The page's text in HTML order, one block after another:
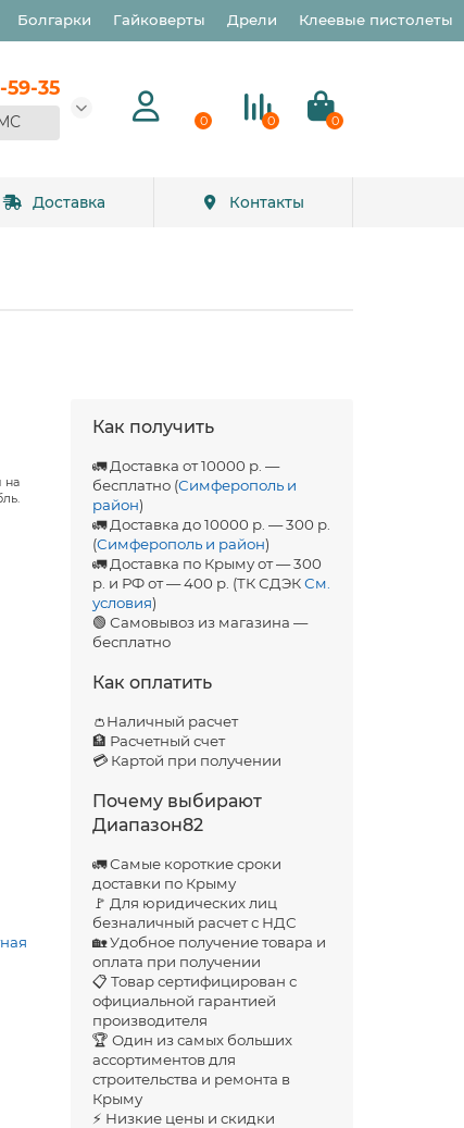
Болгарки Гайковерты Дрели Клеевые пистолеты
59-35
0 0 0
Доставка Контакты
на
Как получить
🚛 Доставка от 10000 р. —
бесплатно (Симферополь и
район)
🚛 Доставка до 10000 р. — 300 р.
(Симферополь и район)
🚛 Доставка по Крыму от — 300
р. и РФ от — 400 р. (ТК СДЭКСм.
условия)
🟢 Самовывоз из магазина —
бесплатно
Как оплатить
👛Наличный расчет
🏦 Расчетный счет
💳 Картой при получении
Почему выбирают
Диапазон82
🚛 Самые короткие сроки
доставки по Крыму
🚩 Для юридических лиц
безналичный расчет с НДС
🏡 Удобное получение товара и
оплата при получении
📋 Товар сертифицирован с
официальной гарантией
производителя
🏆 Один из самых больших
ассортиментов для
строительства и ремонта в
Крыму
⚡ Низкие цены и скидки